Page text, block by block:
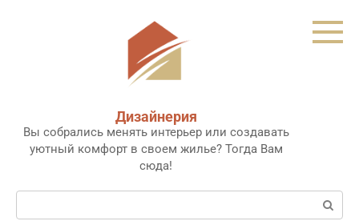
Дизайнерия
Вы собрались менять интерьер или создавать
уютный комфорт в своем жилье? Тогда Вам
сюда!
Поиск: